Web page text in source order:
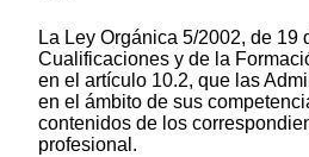
La Ley Orgánica 5/2002, de 19
Cualificaciones y de la
en el artículo 10.2, que las
en el ámbito de sus
contenidos de los
profesional.